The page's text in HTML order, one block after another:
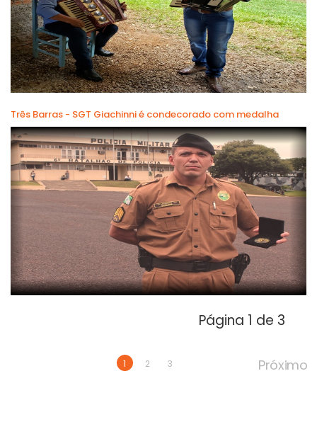
Três Barras - SGT Giachinni é condecorado com medalha
Página 1 de 3
1 2 3 Próximo